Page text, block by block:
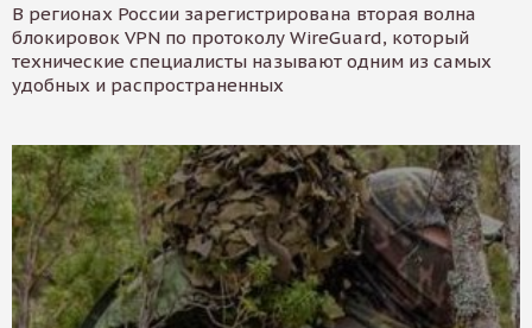
В регионах России зарегистрирована вторая волна
блокировок VPN по протоколу WireGuard, который
технические специалисты называют одним из самых
удобных и распространенных